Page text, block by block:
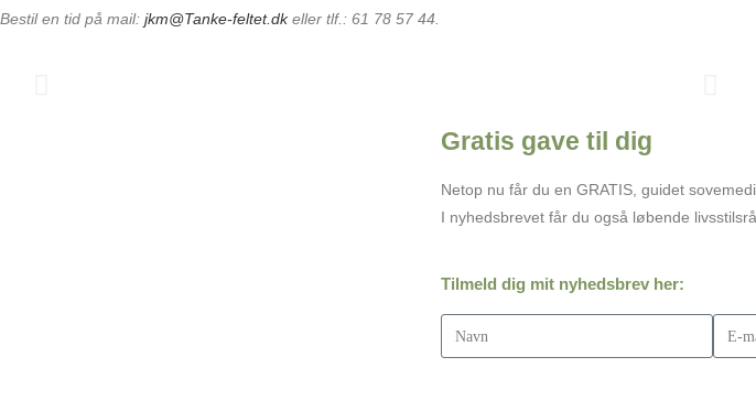
Bestil en tid på mail: jkm@Tanke-feltet.dkeller tlf.: 61 78 57 44.
Yogaundervisning på Adelgade 40 B, 9500 Hobro
Gratis gave til dig
Netop nu får du en GRATIS, guidet
I nyhedsbrevet får du også løbende
Tilmeld dig mit nyhedsbrev her: